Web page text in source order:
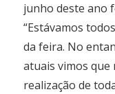
junho deste ano
“Estávamos
da feira. No
atuais vimos
realização de